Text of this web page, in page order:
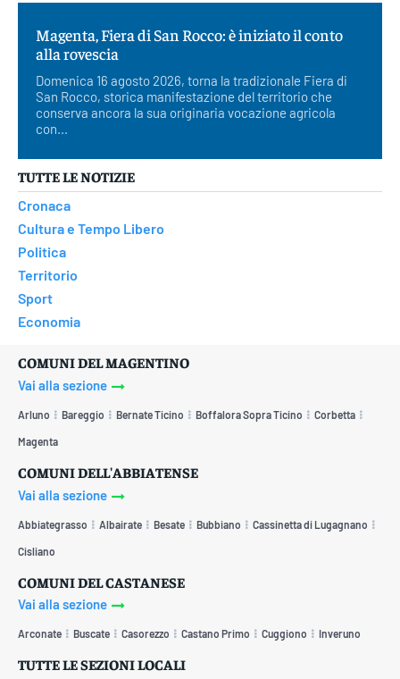
Magenta, Fiera di San Rocco: è iniziato il conto
alla rovescia
Domenica 16 agosto 2026, torna la tradizionale Fiera di
San Rocco, storica manifestazione del territorio che
conserva ancora la sua originaria vocazione agricola
con...
TUTTE LE NOTIZIE
Cronaca
Cultura e Tempo Libero
Politica
Territorio
Sport
Economia
COMUNI DEL MAGENTINO
Vai alla sezione
Arluno Bareggio Bernate Ticino Boffalora Sopra Ticino Corbetta
Magenta
COMUNI DELL'ABBIATENSE
Vai alla sezione
Abbiategrasso Albairate Besate Bubbiano Cassinetta di Lugagnano
Cisliano
COMUNI DEL CASTANESE
Vai alla sezione
Arconate Buscate Casorezzo Castano Primo Cuggiono Inveruno
TUTTE LE SEZIONI LOCALI